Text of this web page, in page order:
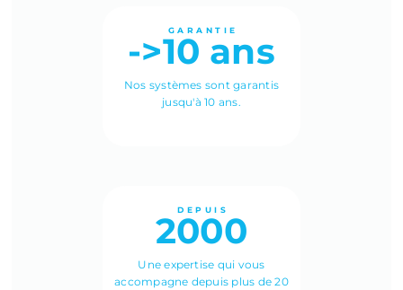
GARANTIE
->10 ans
Nos systèmes sont garantis
jusqu'à 10 ans.
DEPUIS
2000
Une expertise qui vous
accompagne depuis plus de 20